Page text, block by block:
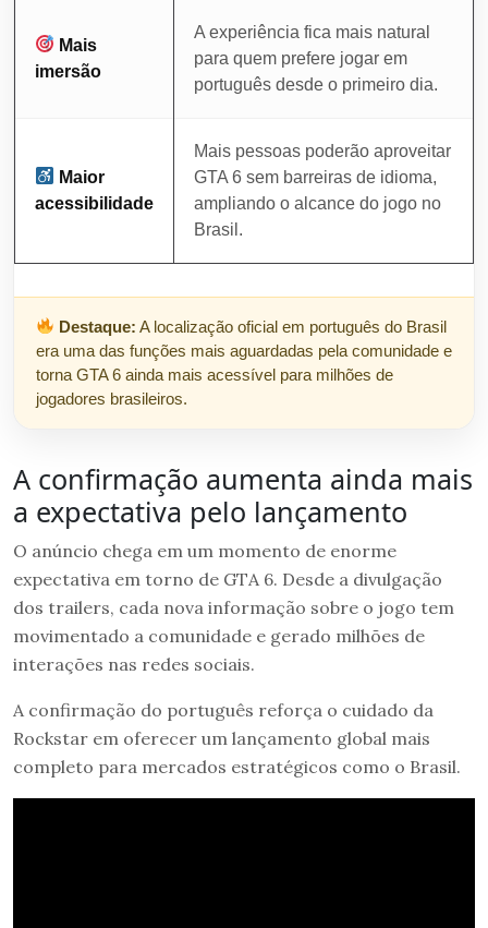
Mais
imersão
A experiência fica mais natural
para quem prefere jogar em
português desde o primeiro dia.
Maior
acessibilidade
Mais pessoas poderão aproveitar
GTA 6 sem barreiras de idioma,
ampliando o alcance do jogo no
Brasil.
Destaque: A localização oficial em português do Brasil
era uma das funções mais aguardadas pela comunidade e
torna GTA 6 ainda mais acessível para milhões de
jogadores brasileiros.
A confirmação aumenta ainda mais
a expectativa pelo lançamento
O anúncio chega em um momento de enorme
expectativa em torno de GTA 6. Desde a divulgação
dos trailers, cada nova informação sobre o jogo tem
movimentado a comunidade e gerado milhões de
interações nas redes sociais.
A confirmação do português reforça o cuidado da
Rockstar em oferecer um lançamento global mais
completo para mercados estratégicos como o Brasil.